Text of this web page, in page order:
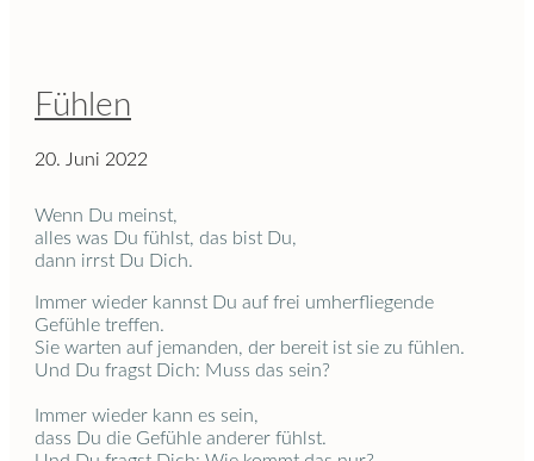
Fühlen
20. Juni 2022
Wenn Du meinst,
alles was Du fühlst, das bist Du,
dann irrst Du Dich.
Immer wieder kannst Du auf frei umherfliegende
Gefühle treffen.
Sie warten auf jemanden, der bereit ist sie zu fühlen.
Und Du fragst Dich: Muss das sein?
Immer wieder kann es sein,
dass Du die Gefühle anderer fühlst.